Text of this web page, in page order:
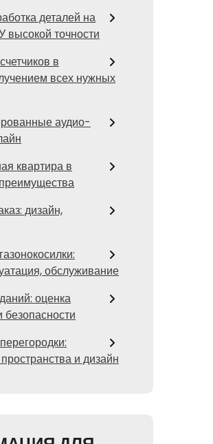
деталей на
высокой точности
в
всех нужных
аудио-
квартира в
дизайн,
обслуживание
оценка
и дизайн